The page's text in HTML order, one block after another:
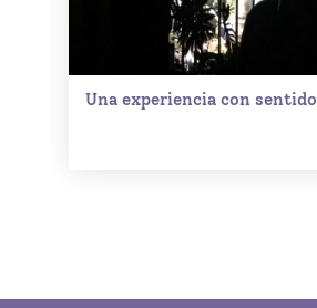
Una experiencia con sentido